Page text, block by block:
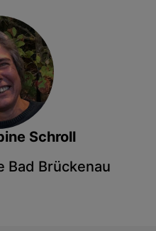
Schroll
Bad Brückenau